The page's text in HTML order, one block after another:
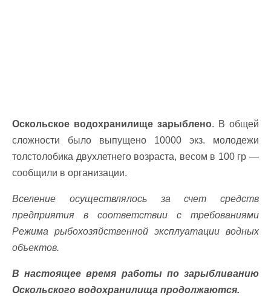
Оскольское водохранилище зарыблено. В общей
сложности было выпущено 10000 экз. молодежи
толстолобика двухлетнего возраста, весом в ​​100 гр —
сообщили в организации.
Вселение осуществлялось за счет средств
предприятия в соответствии с требованиями
Режима рыбохозяйственной эксплуатации водных
объектов.
В настоящее время работы по зарыбливанию
Оскольского водохранилища продолжаются.